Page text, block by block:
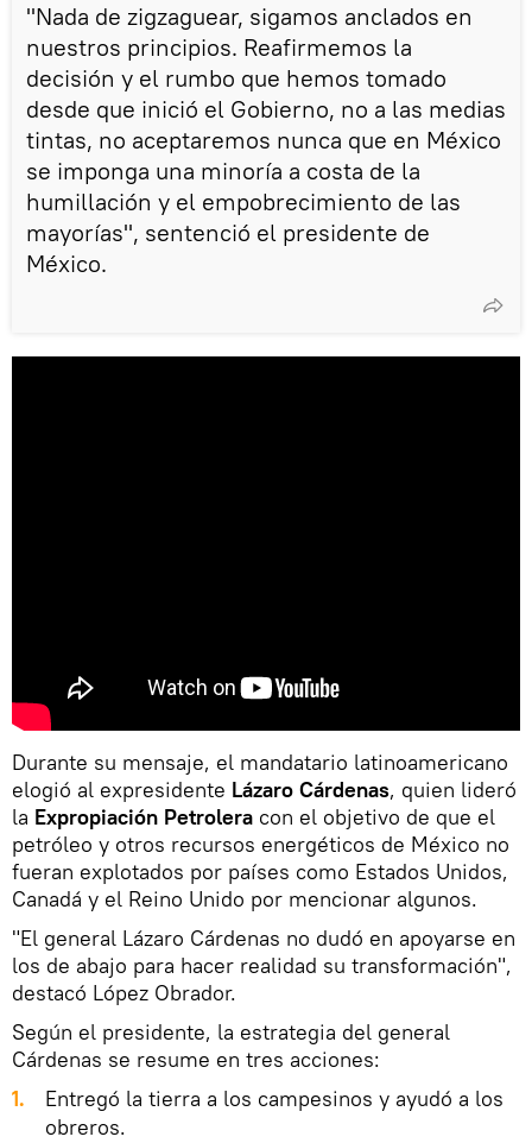
"Nada de zigzaguear, sigamos anclados en
nuestros principios. Reafirmemos la
decisión y el rumbo que hemos tomado
desde que inició el Gobierno, no a las medias
tintas, no aceptaremos nunca que en México
se imponga una minoría a costa de la
humillación y el empobrecimiento de las
mayorías", sentenció el presidente de
México.
Durante su mensaje, el mandatario latinoamericano
elogió al expresidente Lázaro Cárdenas, quien lideró
la Expropiación Petrolera con el objetivo de que el
petróleo y otros recursos energéticos de México no
fueran explotados por países como Estados Unidos,
Canadá y el Reino Unido por mencionar algunos.
"El general Lázaro Cárdenas no dudó en apoyarse en
los de abajo para hacer realidad su transformación",
destacó López Obrador.
Según el presidente, la estrategia del general
Cárdenas se resume en tres acciones:
1.
Entregó la tierra a los campesinos y ayudó a los
obreros.